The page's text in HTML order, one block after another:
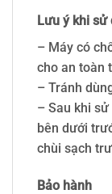
Lưu ý khi sử
– Máy có
cho an toàn
– Tránh
– Sau khi
bên dưới
chùi sạch
Bảo hành